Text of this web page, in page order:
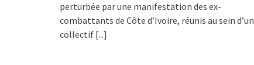
perturbée par une manifestation des ex-
combattants de Côte d’Ivoire, réunis au sein d’un
collectif [...]